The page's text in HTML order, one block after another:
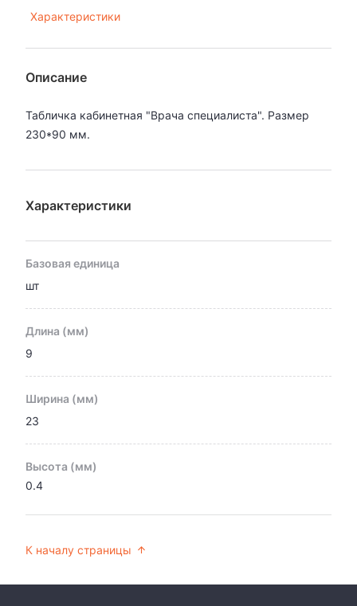
Характеристики
Описание
Табличка кабинетная "Врача специалиста". Размер
230*90 мм.
Характеристики
Базовая единица
шт
Длина (мм)
9
Ширина (мм)
23
Высота (мм)
0.4
К началу страницы